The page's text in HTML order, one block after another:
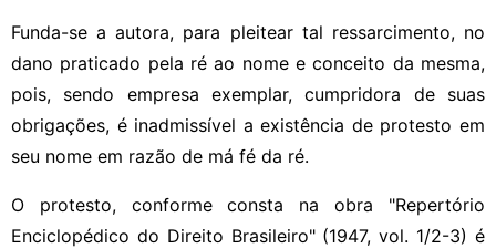
Funda-se a autora, para pleitear tal ressarcimento, no
dano praticado pela ré ao nome e conceito da mesma,
pois, sendo empresa exemplar, cumpridora de suas
obrigações, é inadmissível a existência de protesto em
seu nome em razão de má fé da ré.
O protesto, conforme consta na obra "Repertório
Enciclopédico do Direito Brasileiro" (1947, vol. 1/2-3) é